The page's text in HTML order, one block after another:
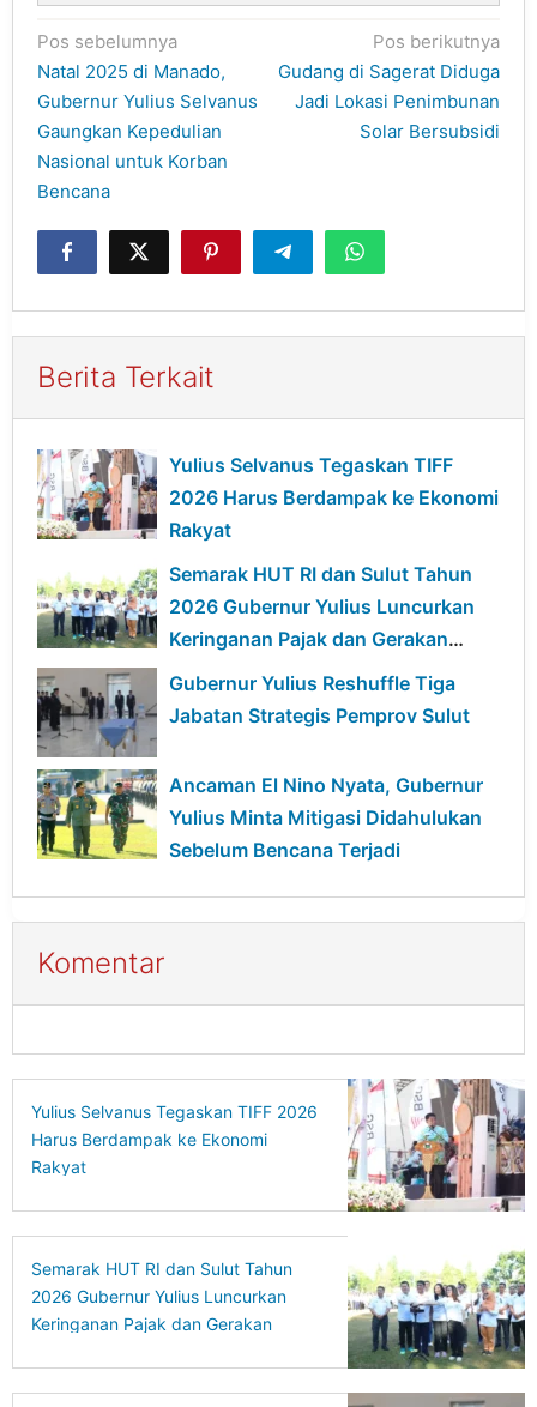
Navigasi
pos
Pos sebelumnya
Natal 2025 di Manado,
Gubernur Yulius Selvanus
Gaungkan Kepedulian
Nasional untuk Korban
Bencana
Pos berikutnya
Gudang di Sagerat Diduga
Jadi Lokasi Penimbunan
Solar Bersubsidi
Berita Terkait
Yulius Selvanus Tegaskan TIFF
2026 Harus Berdampak ke Ekonomi
Rakyat
Semarak HUT RI dan Sulut Tahun
2026 Gubernur Yulius Luncurkan
Keringanan Pajak dan Gerakan
Ekonomi Hijau
Gubernur Yulius Reshuffle Tiga
Jabatan Strategis Pemprov Sulut
Ancaman El Nino Nyata, Gubernur
Yulius Minta Mitigasi Didahulukan
Sebelum Bencana Terjadi
Komentar
Yulius Selvanus Tegaskan TIFF 2026
Harus Berdampak ke Ekonomi
Rakyat
Semarak HUT RI dan Sulut Tahun
2026 Gubernur Yulius Luncurkan
Keringanan Pajak dan Gerakan